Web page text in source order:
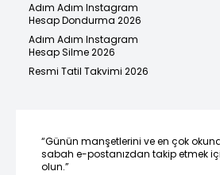
Adım Adım Instagram
Hesap Dondurma 2026
Adım Adım Instagram
Hesap Silme 2026
Resmi Tatil Takvimi 2026
“Günün manşetlerini ve en çok
sabah e-postanızdan takip etmek
olun.”